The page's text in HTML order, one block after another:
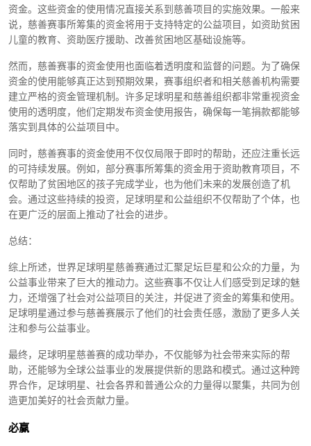
资金。这些资金的使用情况直接关系到慈善项目的实施效果。一般来
说，慈善赛事所筹集的资金将用于支持特定的公益项目，如资助贫困
儿童的教育、资助医疗援助、改善贫困地区基础设施等。
然而，慈善赛事的资金使用也面临着透明度和监督的问题。为了确保
资金的使用能够真正达到预期效果，赛事组织者和相关慈善机构需要
建立严格的资金管理机制。许多足球明星和慈善组织都非常重视资金
使用的透明度，他们定期发布资金使用报告，确保每一笔捐款都能够
落实到具体的公益项目中。
同时，慈善赛事的资金使用不仅仅局限于即时的帮助，还应注重长远
的可持续发展。例如，部分赛事所筹集的资金用于资助教育项目，不
仅帮助了贫困地区的孩子完成学业，也为他们未来的发展创造了机
会。通过这些持续的投资，足球明星和公益组织不仅帮助了个体，也
在更广泛的层面上推动了社会的进步。
总结：
综上所述，世界足球明星慈善赛通过汇聚足坛巨星和公众的力量，为
公益事业带来了巨大的推动力。这些赛事不仅让人们感受到足球的魅
力，还增强了社会对公益项目的关注，并促进了资金的筹集和使用。
足球明星通过参与慈善赛展示了他们的社会责任感，激励了更多人关
注和参与公益事业。
最终，足球明星慈善赛的成功举办，不仅能够为社会带来实际的帮
助，还能够为全球公益事业的发展提供新的思路和模式。通过这种跨
界合作，足球明星、社会各界和普通公众的力量得以聚集，共同为创
造更加美好的社会贡献力量。
必赢